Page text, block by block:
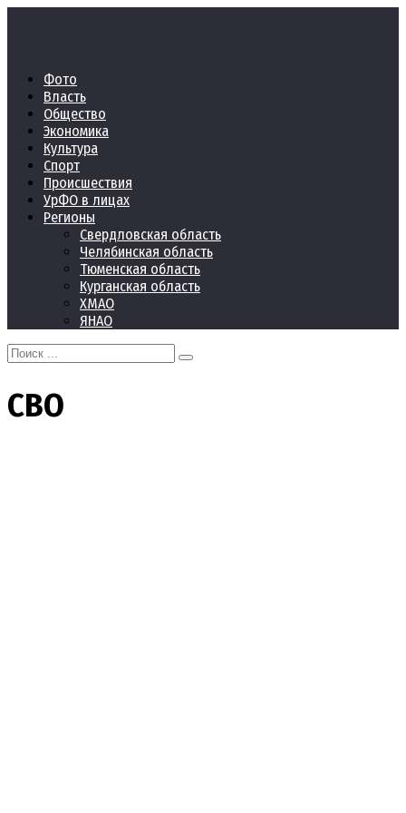
Фото
Власть
Общество
Экономика
Культура
Спорт
Происшествия
УрФО в лицах
Регионы
Свердловская область
Челябинская область
Тюменская область
Курганская область
ХМАО
ЯНАО
Search
for:
СВО